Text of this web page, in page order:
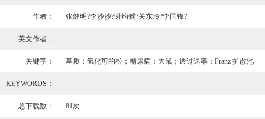
作者： 张健明?李沙沙?谢灼骥?关东玲?李国锋?
英文作者：
关键字： 基质；氢化可的松；糖尿病；大鼠；透过速率；Franz 扩散池
KEYWORDS：
总下载数： 81次